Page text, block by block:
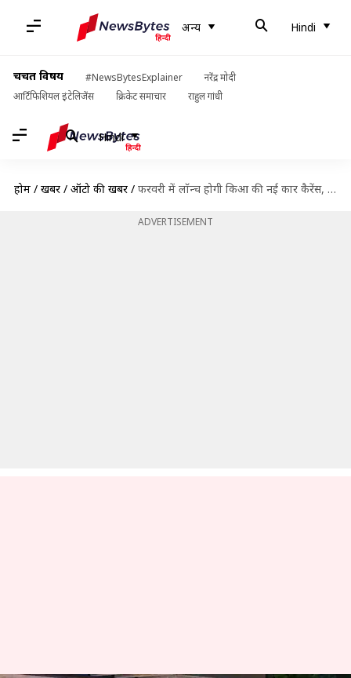
अन्य Hindi
चर्चित विषय #NewsBytesExplainer
नरेंद्र मोदी
आर्टिफिशियल इंटेलिजेंस
क्रिकेट समाचार राहुल गांधी
Hindi
होम / खबरें / ऑटो की खबरें / फरवरी में लॉन्च होगी किआ की नई कार कैरेंस, कंपनी ने दी जानकारी
ADVERTISEMENT